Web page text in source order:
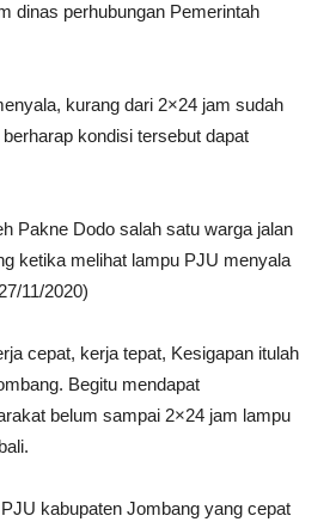
dinas perhubungan Pemerintah
kurang dari 2×24 jam sudah
kondisi tersebut dapat
Pakne Dodo salah satu warga jalan
ketika melihat lampu PJU menyala
11/2020)
cepat, kerja tepat, Kesigapan itulah
Begitu mendapat
belum sampai 2×24 jam lampu
kabupaten Jombang yang cepat